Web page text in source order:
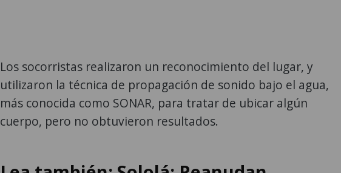
Los socorristas realizaron un reconocimiento del lugar, y
utilizaron la técnica de propagación de sonido bajo el agua,
más conocida como SONAR, para tratar de ubicar algún
cuerpo, pero no obtuvieron resultados.